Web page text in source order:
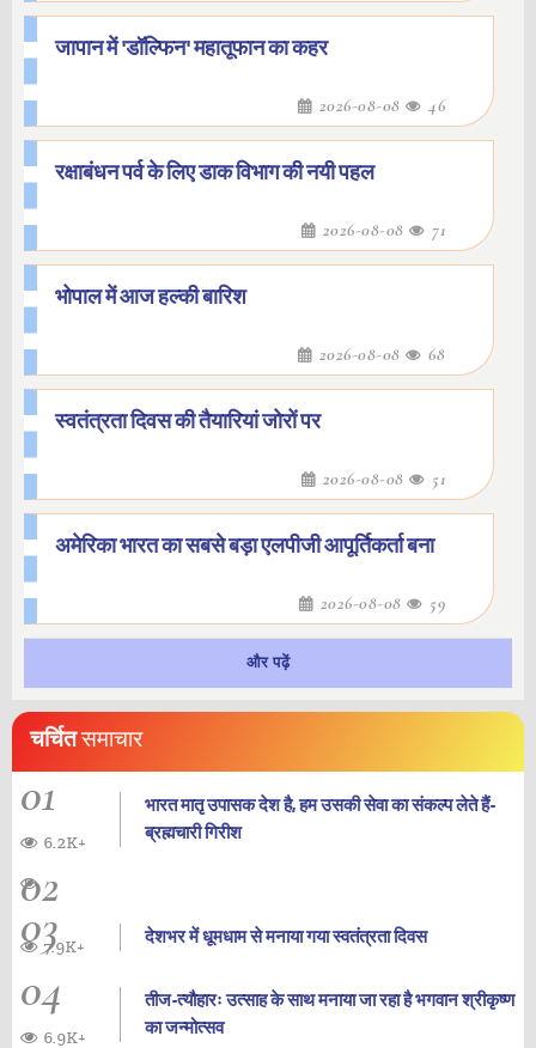
जापान में 'डॉल्फिन' महातूफान का कहर
2026-08-08 46
रक्षाबंधन पर्व के लिए डाक विभाग की नयी पहल
2026-08-08 71
भोपाल में आज हल्की बारिश
2026-08-08 68
स्वतंत्रता दिवस की तैयारियां जोरों पर
2026-08-08 51
अमेरिका भारत का सबसे बड़ा एलपीजी आपूर्तिकर्ता बना
2026-08-08 59
और पढ़ें
चर्चितसमाचार
01
भारत मातृ उपासक देश है, हम उसकी सेवा का संकल्प लेते हैं-
ब्रह्मचारी गिरीश
6.2K+
02
03 देशभर में धूमधाम से मनाया गया स्वतंत्रता दिवस
7.9K+
04
तीज-त्यौहारः उत्साह के साथ मनाया जा रहा है भगवान श्रीकृष्ण
का जन्‍मोत्‍सव
6.9K+